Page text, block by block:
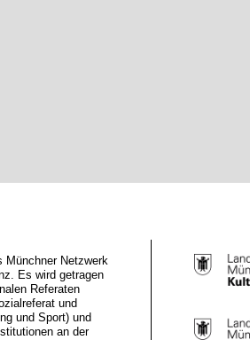
Netzwerk
Es wird getragen
Referaten
und
und Sport) und
an der